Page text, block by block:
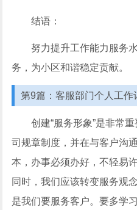
结语：
努力提升工作能力服务
务，为小区和谐稳定贡献。
第9篇：客服部门个人工
创建“服务形象”是非常
司规章制度，并在与客户沟
本，办事必须办好，不轻易
同时，我们应该转变服务观
是我们要服务客户。要多学